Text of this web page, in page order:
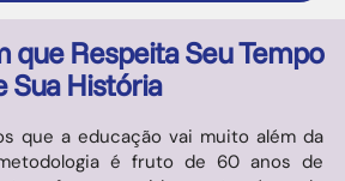
que Respeita Seu Tempo
Sua História
que a educação vai muito além da
é fruto de 60 anos de